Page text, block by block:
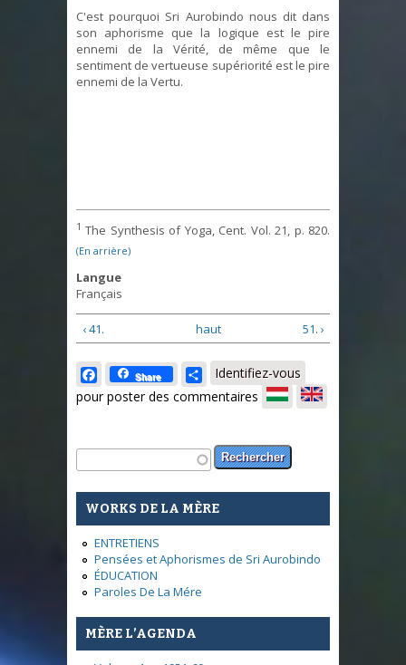
C'est pourquoi Sri Aurobindo nous dit dans
son aphorisme que la logique est le pire
ennemi de la Vérité, de même que le
sentiment de vertueuse supériorité est le pire
ennemi de la Vertu.
1The Synthesis of Yoga, Cent. Vol. 21, p. 820.
(En arrière)
Langue
Français
‹ 41. haut 51. ›
Facebook
Share Share
Identifiez-vous
pour poster des commentaires
Formulaire de recherche
Rechercher
WORKS DE LA MÈRE
ENTRETIENS
Pensées et Aphorismes de Sri Aurobindo
ÉDUCATION
Paroles De La Mére
MÈRE L’AGENDA